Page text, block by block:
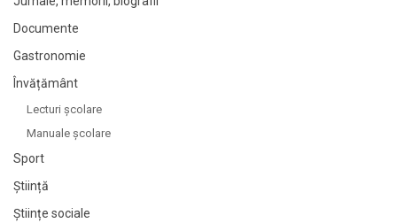
Documente
Gastronomie
Învățământ
Lecturi şcolare
Manuale şcolare
Sport
Știință
Științe sociale